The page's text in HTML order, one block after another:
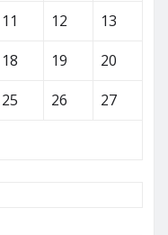
11 12
13
18 19
20
25 26
27